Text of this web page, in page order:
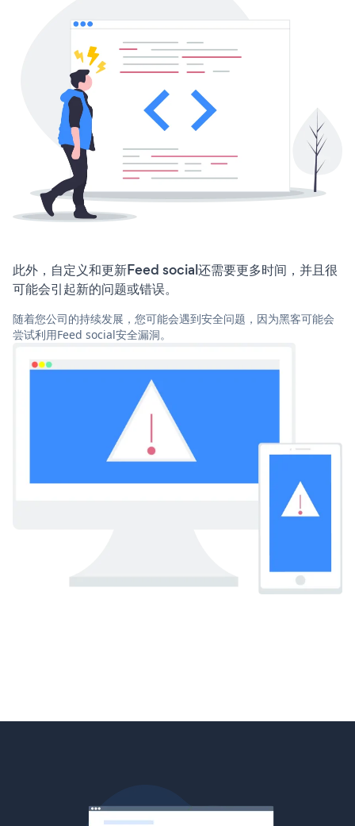
此外，自定义和更新Feed social还需要更多时间，并且很
可能会引起新的问题或错误。
随着您公司的持续发展，您可能会遇到安全问题，因为黑客可能会
尝试利用Feed social安全漏洞。